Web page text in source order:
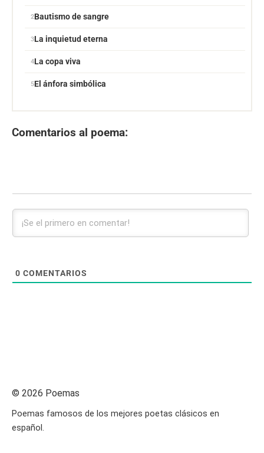
Bautismo de sangre
La inquietud eterna
La copa viva
El ánfora simbólica
Comentarios al poema:
0 COMENTARIOS
© 2026 Poemas
Poemas famosos de los mejores poetas clásicos en
español.